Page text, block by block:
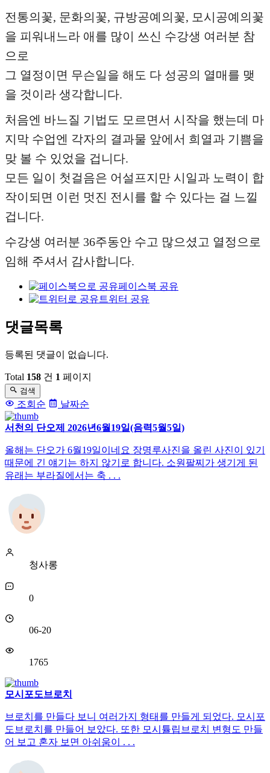
전통의꽃, 문화의꽃, 규방공예의꽃, 모시공예의꽃
을 피워내느라 애를 많이 쓰신 수강생 여러분 참
으로
그 열정이면 무슨일을 해도 다 성공의 열매를 맺
을 것이라 생각합니다.
처음엔 바느질 기법도 모르면서 시작을 했는데 마
지막 수업엔 각자의 결과물 앞에서 희열과 기쁨을
맞 볼 수 있었을 겁니다.
모든 일이 첫걸음은 어설프지만 시일과 노력이 합
작이되면 이런 멋진 전시를 할 수 있다는 걸 느낄
겁니다.
수강생 여러분 36주동안 수고 많으셨고 열정으로
임해 주셔서 감사합니다.
페이스북 공유
트위터 공유
댓글목록
등록된 댓글이 없습니다.
Total 158 건 1 페이지
검색
조회순 날짜순
서천의 단오제 2026년6월19일(음력5월5일)
올해는 단오가 6월19일이네요 장명루사진을 올린 사진이 있기
때문에 긴 얘기는 하지 않기로 합니다. 소원팔찌가 생기게 된
유래는 부라질에서는 축 . . .
청사롱
0
06-20
1765
모시포도브로치
브로치를 만들다 보니 여러가지 형태를 만들게 되었다. 모시포
도브로치를 만들어 보았다. 또한 모시튤립브로치 변형도 만들
어 보고 혼자 보면 아쉬움이 . . .